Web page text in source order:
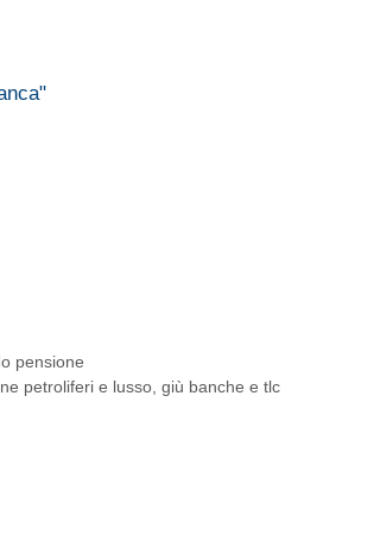
pensione
petroliferi e lusso, giù banche e tlc